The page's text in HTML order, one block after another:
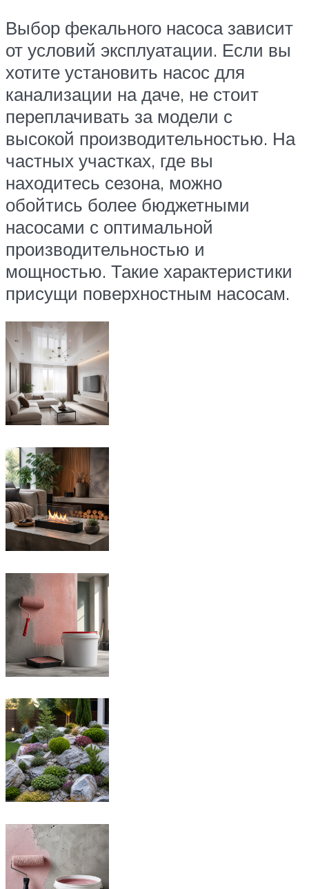
Выбор фекального насоса зависит
от условий эксплуатации. Если вы
хотите установить насос для
канализации на даче, не стоит
переплачивать за модели с
высокой производительностью. На
частных участках, где вы
находитесь сезона, можно
обойтись более бюджетными
насосами с оптимальной
производительностью и
мощностью. Такие характеристики
присущи поверхностным насосам.